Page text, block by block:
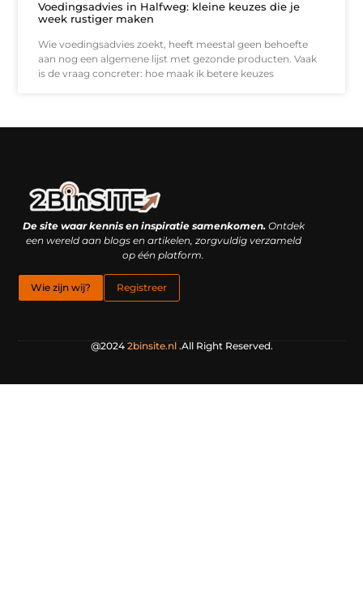
Voedingsadvies in Halfweg: kleine keuzes die je
week rustiger maken
Wie voedingsadvies zoekt, heeft meestal geen behoefte
aan nog een algemene lijst met gezonde producten. Vaak
is de vraag concreter: hoe maak ik betere keuzes
De site waar kennis en inspiratie samenkomen.Ontdek
een wereld aan blogs en artikelen, zorgvuldig verzameld
op één platform.
Wie zijn wij? Registreer
@2024 2binsite.nl.All Right Reserved.